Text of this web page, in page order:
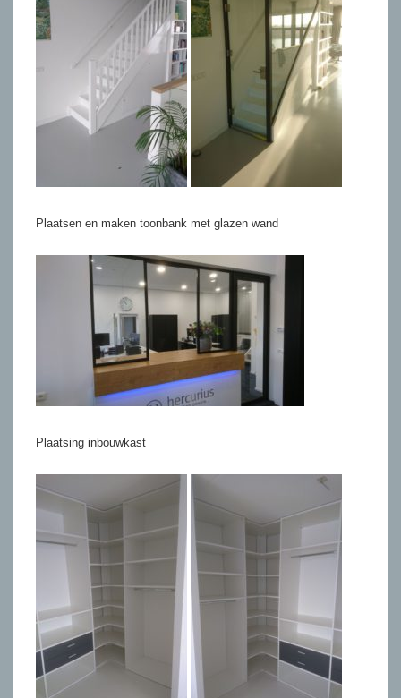
Plaatsen en maken toonbank met glazen wand
Plaatsing inbouwkast